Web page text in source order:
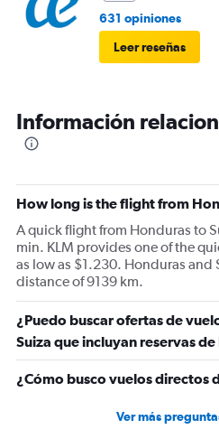
631 opiniones
Leer reseñas
Información
How long is the flight from
A quick flight from Honduras to
min. KLM provides one of the
as low as $1.230. Honduras and
distance of 9139 km.
¿Puedo buscar ofertas de
Suiza que incluyan reservas
¿Cómo busco vuelos directos
Ver más